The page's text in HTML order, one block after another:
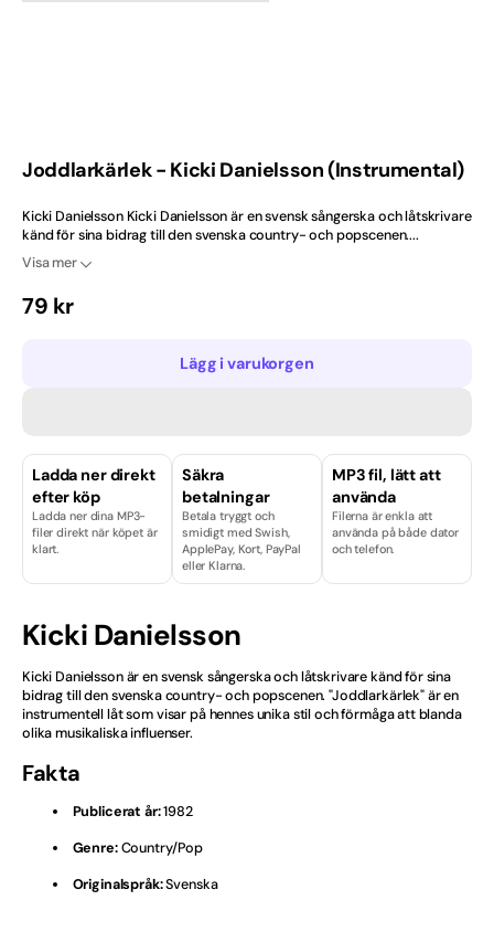
Bröllop
Engelska
Finska
Isländska
Julvisor
Kille
Licenser & Tjänster
Melodifestival
Joddlarkärlek - Kicki Danielsson (Instrumental)
Kicki Danielsson Kicki Danielsson är en svensk sångerska och låtskrivare
känd för sina bidrag till den svenska country- och popscenen....
Visa mer
Ordinarie
79 kr
Lägg i varukorgen
Ladda ner direkt
efter köp
Ladda ner dina MP3-
filer direkt när köpet är
klart.
Säkra
betalningar
Betala tryggt och
smidigt med Swish,
ApplePay, Kort, PayPal
eller Klarna.
MP3 fil, lätt att
använda
Filerna är enkla att
använda på både dator
och telefon.
Kicki Danielsson
Kicki Danielsson är en svensk sångerska och låtskrivare känd för sina
bidrag till den svenska country- och popscenen. "Joddlarkärlek" är en
instrumentell låt som visar på hennes unika stil och förmåga att blanda
olika musikaliska influenser.
Fakta
Publicerat år:1982
Genre:Country/Pop
Originalspråk:Svenska